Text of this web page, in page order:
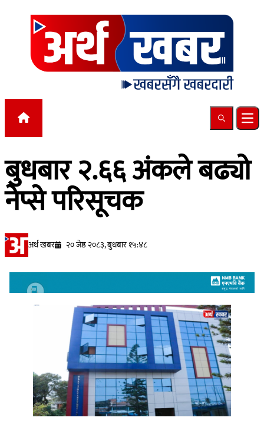
Skip to content
Search
बुधबार २.६६ अंकले बढ्यो
नेप्से परिसूचक
अर्थ खबर २० जेष्ठ २०८३, बुधबार १५:४८